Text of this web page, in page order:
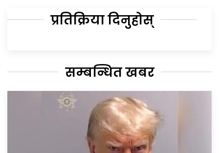
प्रतिक्रिया दिनुहोस्
सम्बन्धित खबर